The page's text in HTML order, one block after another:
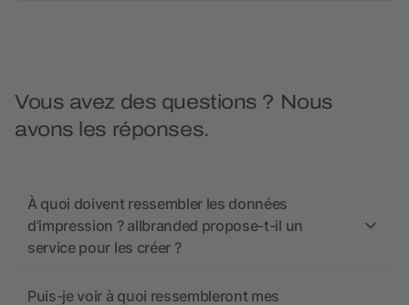
Vous avez des questions ? Nous
avons les réponses.
À quoi doivent ressembler les données
d’impression ? allbranded propose-t-il un
service pour les créer ?
Puis-je voir à quoi ressembleront mes